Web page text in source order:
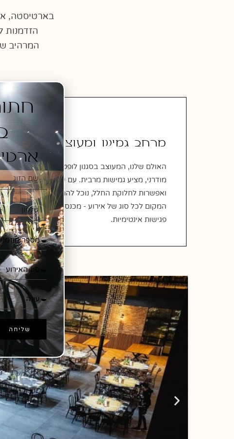
בארטיסטה,
הזדמנות
המרהיב
מרחב גמיש ומעוצב
האולם שלנו, המעוצב בסגנון לופט ניו יורקי
מודרני, מציע גמישות מרבית. עם שני מפלסים
ואפשרות לחלוקת החלל, נוכל להתאים את
המקום לכל סוג של אירוע - מכנסים גדולים ועד
פגישות אינטימיות.
שליחה